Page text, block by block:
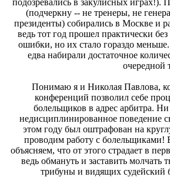
подозревались в закулисных играх!).
(подчеркну -- не тренеры, не
президенты) собирались в Москве и
ведь тот год прошел практически
ошибки, но их стало гораздо
едва набирали достаточное
очередной
Понимаю я и Николая Павлова,
конференций позволил себе
болельщиков в адрес арбитра. Ни
недисциплинированное поведение
этом году был оштрафован на
проводим работу с болельщиками!
объясняем, что от этого страдает в
ведь обмануть и заставить
трибуны и видящих судейский